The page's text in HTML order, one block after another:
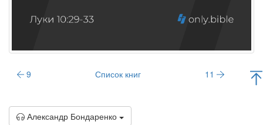
9 Список книг 11
Александр Бондаренко